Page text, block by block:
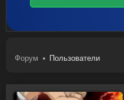
Форум Пользователи